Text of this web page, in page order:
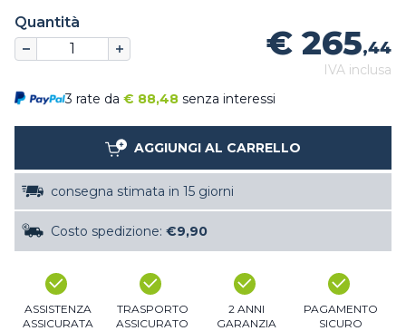
Quantità
€ 265,44
IVA inclusa
3 rate da € 88,48 senza interessi
AGGIUNGI AL CARRELLO
consegna stimata in 15 giorni
Costo spedizione: €9,90
ASSISTENZA
ASSICURATA
TRASPORTO
ASSICURATO
2 ANNI
GARANZIA
PAGAMENTO
SICURO